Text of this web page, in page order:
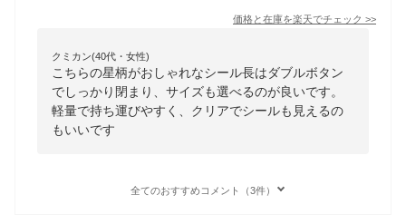
価格と在庫を楽天でチェック >>
クミカン(40代・女性)
こちらの星柄がおしゃれなシール長はダブルボタン
でしっかり閉まり、サイズも選べるのが良いです。
軽量で持ち運びやすく、クリアでシールも見えるの
もいいです
全てのおすすめコメント（3件）